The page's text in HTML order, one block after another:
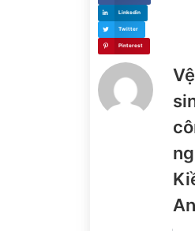
Linkedin
Twitter
Pinterest
Vệ